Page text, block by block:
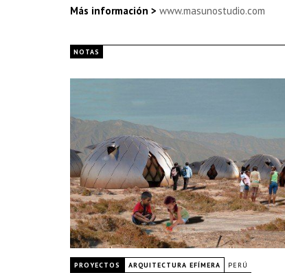
Más información > www.masunostudio.com
NOTAS
PROYECTOS ARQUITECTURA EFÍMERA PERÚ